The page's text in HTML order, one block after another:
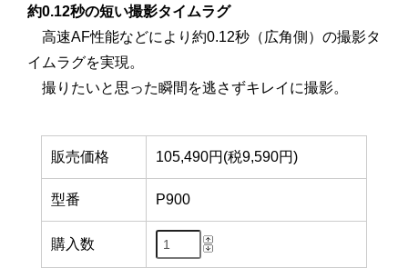
約0.12秒の短い撮影タイムラグ
高速AF性能などにより約0.12秒（広角側）の撮影タ
イムラグを実現。
撮りたいと思った瞬間を逃さずキレイに撮影。
販売価格 105,490円(税9,590円)
型番 P900
購入数